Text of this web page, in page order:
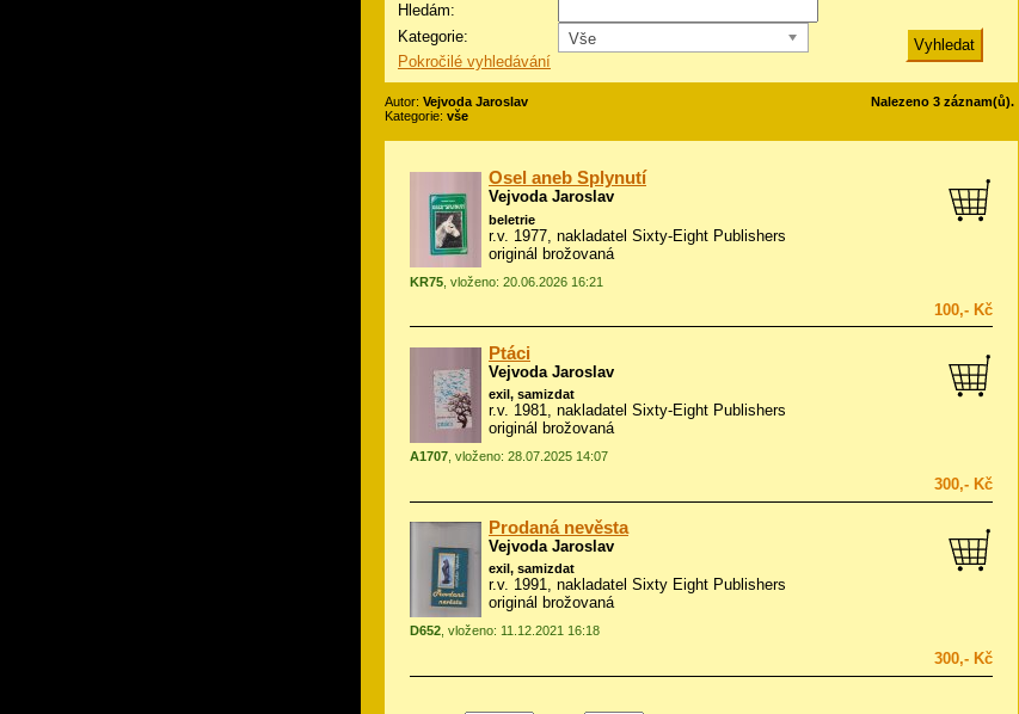
Hledám:
Kategorie:
Vše
Pokročilé vyhledávání
Autor: Vejvoda Jaroslav
Kategorie: vše
Nalezeno 3 záznam(ů).
Osel aneb Splynutí
Vejvoda Jaroslav
beletrie
r.v. 1977, nakladatel Sixty-Eight Publishers
originál brožovaná
KR75 , vloženo: 20.06.2026 16:21
100,- Kč
Ptáci
Vejvoda Jaroslav
exil, samizdat
r.v. 1981, nakladatel Sixty-Eight Publishers
originál brožovaná
A1707 , vloženo: 28.07.2025 14:07
300,- Kč
Prodaná nevěsta
Vejvoda Jaroslav
exil, samizdat
r.v. 1991, nakladatel Sixty Eight Publishers
originál brožovaná
D652 , vloženo: 11.12.2021 16:18
300,- Kč